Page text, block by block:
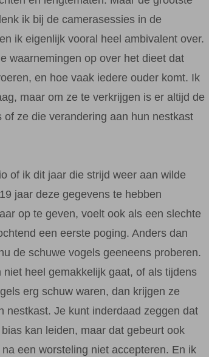
ik bij de camerasessies in de
ik eigenlijk vooral heel ambivalent over.
waarnemingen op over het dieet dat
en hoe vaak iedere ouder komt. Ik
maar om ze te verkrijgen is er altijd de
of ze die verandering aan hun nestkast
of ik dit jaar die strijd weer aan wilde
jaar deze gegevens te hebben
op te geven, voelt ook als een slechte
een eerste poging. Anders dan
de schuwe vogels geeneens proberen.
niet heel gemakkelijk gaat, of als tijdens
erg schuw waren, dan krijgen ze
nestkast. Je kunt inderdaad zeggen dat
kan leiden, maar dat gebeurt ook
een worsteling niet accepteren. En ik